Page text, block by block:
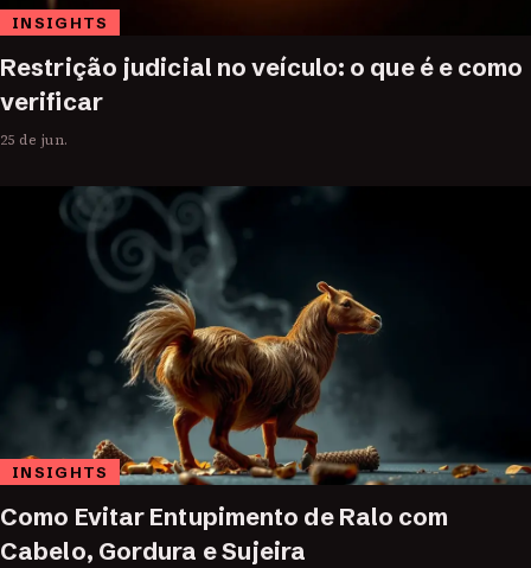
INSIGHTS
Restrição judicial no veículo: o que é e como
verificar
25 de jun.
INSIGHTS
Como Evitar Entupimento de Ralo com
Cabelo, Gordura e Sujeira